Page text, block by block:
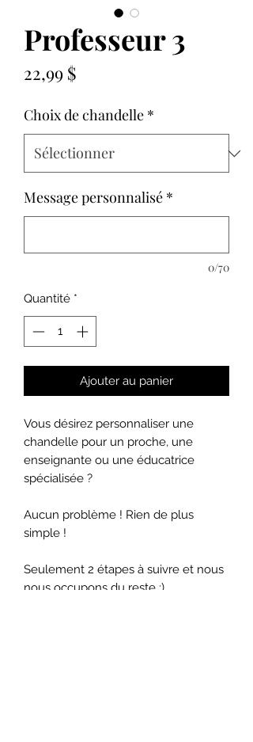
Professeur 3
22,99 $
Choix de chandelle *
Message personnalisé *
0/70
Quantité *
Ajouter au panier
Vous désirez personnaliser une
chandelle pour un proche, une
enseignante ou une éducatrice
spécialisée ?
Aucun problème ! Rien de plus
simple !
Seulement 2 étapes à suivre et nous
nous occupons du reste :)